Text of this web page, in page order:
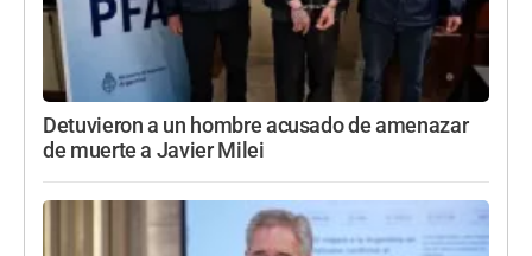
Detuvieron a un hombre acusado de amenazar
de muerte a Javier Milei